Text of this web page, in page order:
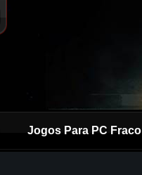
Jogos Para PC Fraco